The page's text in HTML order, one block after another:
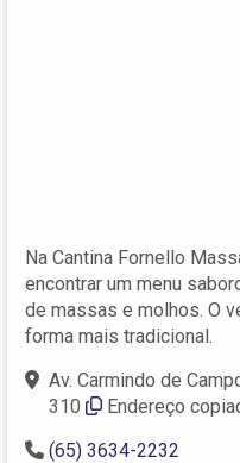
Na Cantina Fornello
encontrar um menu
de massas e molhos. O
forma mais tradicional.
Av. Carmindo de
310
Endereço
(65) 3634-2232